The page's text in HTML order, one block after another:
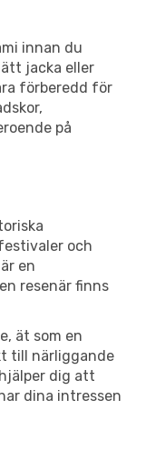
innan du
jacka eller
förberedd för
på
och
en
resenär finns
ät som en
till närliggande
dig att
dina intressen